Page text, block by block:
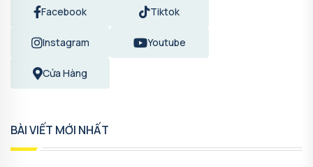
Facebook Tiktok
Instagram Youtube
Cửa Hàng
BÀI VIẾT MỚI NHẤT